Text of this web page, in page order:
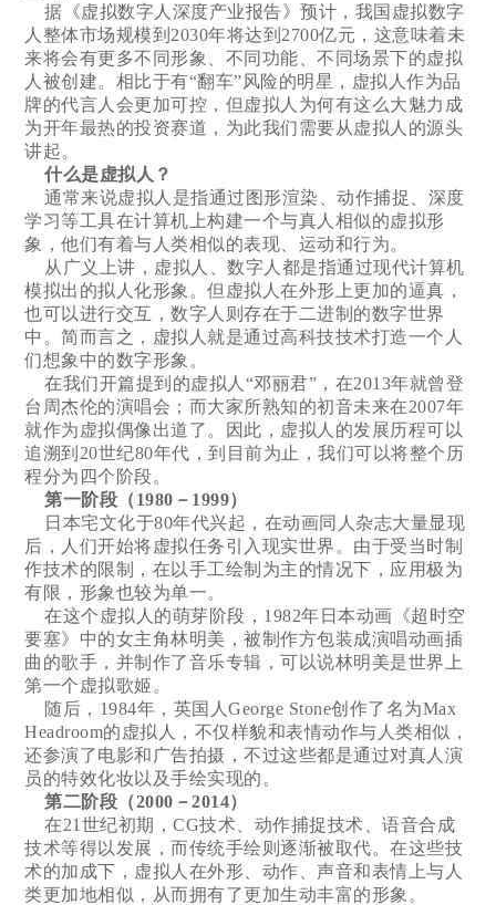
据《虚拟数字人深度产业报告》预计，我国虚拟数字
人整体市场规模到2030年将达到2700亿元，这意味着未
来将会有更多不同形象、不同功能、不同场景下的虚拟
人被创建。相比于有“翻车”风险的明星，虚拟人作为品
牌的代言人会更加可控，但虚拟人为何有这么大魅力成
为开年最热的投资赛道，为此我们需要从虚拟人的源头
讲起。
什么是虚拟人？
通常来说虚拟人是指通过图形渲染、动作捕捉、深度
学习等工具在计算机上构建一个与真人相似的虚拟形
象，他们有着与人类相似的表现、运动和行为。
从广义上讲，虚拟人、数字人都是指通过现代计算机
模拟出的拟人化形象。但虚拟人在外形上更加的逼真，
也可以进行交互，数字人则存在于二进制的数字世界
中。简而言之，虚拟人就是通过高科技技术打造一个人
们想象中的数字形象。
在我们开篇提到的虚拟人“邓丽君”，在2013年就曾登
台周杰伦的演唱会；而大家所熟知的初音未来在2007年
就作为虚拟偶像出道了。因此，虚拟人的发展历程可以
追溯到20世纪80年代，到目前为止，我们可以将整个历
程分为四个阶段。
第一阶段（1980－1999）
日本宅文化于80年代兴起，在动画同人杂志大量显现
后，人们开始将虚拟任务引入现实世界。由于受当时制
作技术的限制，在以手工绘制为主的情况下，应用极为
有限，形象也较为单一。
在这个虚拟人的萌芽阶段，1982年日本动画《超时空
要塞》中的女主角林明美，被制作方包装成演唱动画插
曲的歌手，并制作了音乐专辑，可以说林明美是世界上
第一个虚拟歌姬。
随后，1984年，英国人George Stone创作了名为Max
Headroom的虚拟人，不仅样貌和表情动作与人类相似，
还参演了电影和广告拍摄，不过这些都是通过对真人演
员的特效化妆以及手绘实现的。
第二阶段（2000－2014）
在21世纪初期，CG技术、动作捕捉技术、语音合成
技术等得以发展，而传统手绘则逐渐被取代。在这些技
术的加成下，虚拟人在外形、动作、声音和表情上与人
类更加地相似，从而拥有了更加生动丰富的形象。